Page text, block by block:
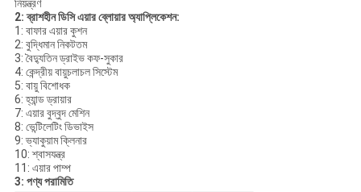
নিয়ন্ত্রণ
2: ব্রাশহীন ডিসি এয়ার ব্লোয়ার অ্যাপ্লিকেশন:
1: বাফার এয়ার কুশন
2: বুদ্ধিমান নিকটতম
3: বৈদ্যুতিন ড্রাইভ কফ-সুকার
4: কেন্দ্রীয় বায়ুচলাচল সিস্টেম
5: বায়ু বিশোধক
6: হ্যান্ড ড্রায়ার
7: এয়ার বুদ্বুদ মেশিন
8: ভেন্টিলেটিং ডিভাইস
9: ভ্যাকুয়াম ক্লিনার
10: শ্বাসযন্ত্র
11: এয়ার পাম্প
3: পণ্য পরামিতি